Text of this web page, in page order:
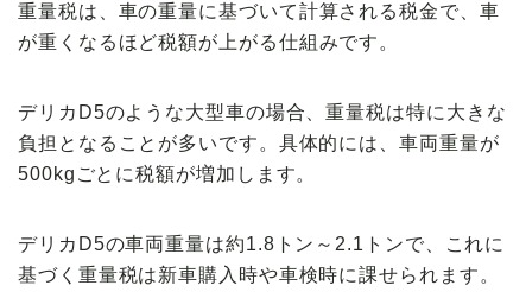
重量税は、車の重量に基づいて計算される税金で、車
が重くなるほど税額が上がる仕組みです。
デリカD5のような大型車の場合、重量税は特に大きな
負担となることが多いです。具体的には、車両重量が
500kgごとに税額が増加 します。
デリカD5の車両重量は約1.8トン～2.1トンで、これに
基づく重量税は新車購入時や車検時に課せられます。